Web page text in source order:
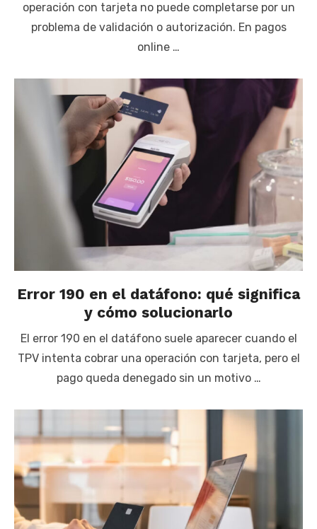
operación con tarjeta no puede completarse por un
problema de validación o autorización. En pagos
online …
Error 190 en el datáfono: qué significa
y cómo solucionarlo
El error 190 en el datáfono suele aparecer cuando el
TPV intenta cobrar una operación con tarjeta, pero el
pago queda denegado sin un motivo …